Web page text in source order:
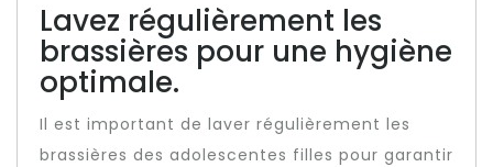
Lavez régulièrement les
brassières pour une hygiène
optimale.
Il est important de laver régulièrement les
brassières des adolescentes filles pour garantir